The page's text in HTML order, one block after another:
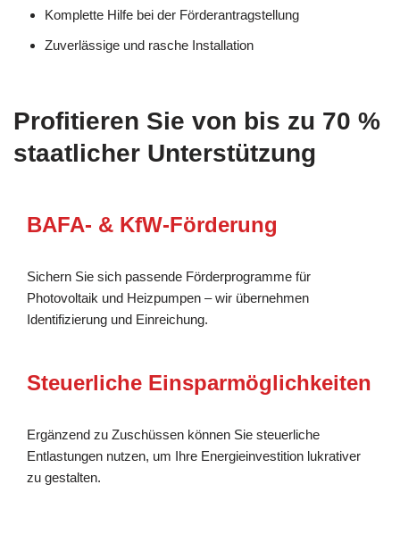
Komplette Hilfe bei der Förderantragstellung
Zuverlässige und rasche Installation
Profitieren Sie von bis zu 70 %
staatlicher Unterstützung
BAFA- & KfW-Förderung
Sichern Sie sich passende Förderprogramme für
Photovoltaik und Heizpumpen – wir übernehmen
Identifizierung und Einreichung.
Steuerliche Einsparmöglichkeiten
Ergänzend zu Zuschüssen können Sie steuerliche
Entlastungen nutzen, um Ihre Energieinvestition lukrativer
zu gestalten.